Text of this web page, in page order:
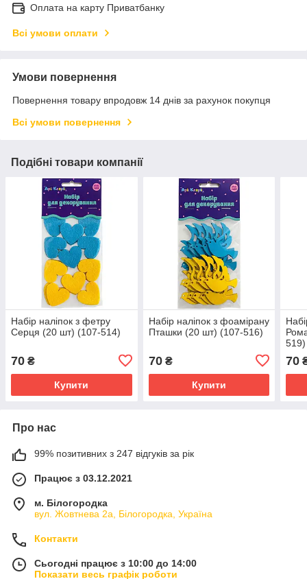
Оплата на карту Приватбанку
Всі умови оплати
Умови повернення
Повернення товару впродовж 14 днів за рахунок покупця
Всі умови повернення
Подібні товари компанії
Набір наліпок з фетру
Серця (20 шт) (107-514)
70 ₴
Купити
Набір наліпок з фоамірану
Пташки (20 шт) (107-516)
70₴
Купити
519)
70
Про нас
99% позитивних з 247 відгуків за рік
Працює з 03.12.2021
м. Білогородка
вул. Жовтнева 2а, Білогородка, Україна
Контакти
Сьогодні працює з 10:00 до 14:00
Показати весь графік роботи